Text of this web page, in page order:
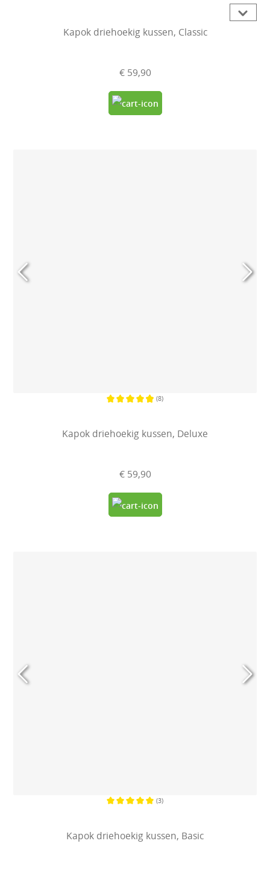
Kapok driehoekig kussen, Classic
€ 59,90
(8)
Kapok driehoekig kussen, Deluxe
€ 59,90
(3)
Kapok driehoekig kussen, Basic